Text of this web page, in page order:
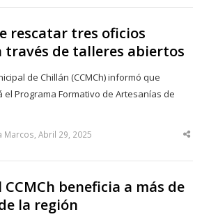
rescatar tres oficios
través de talleres abiertos
de Chillán (CCMCh) informó que
Programa Formativo de Artesanías de
Abril 29, 2025
beneficia a más de
la región